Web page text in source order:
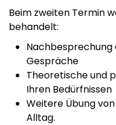
Beim zweiten Termin
behandelt:
Gespräche
Theoretische und
Ihren Bedürfnissen
Weitere Übung
Alltag.